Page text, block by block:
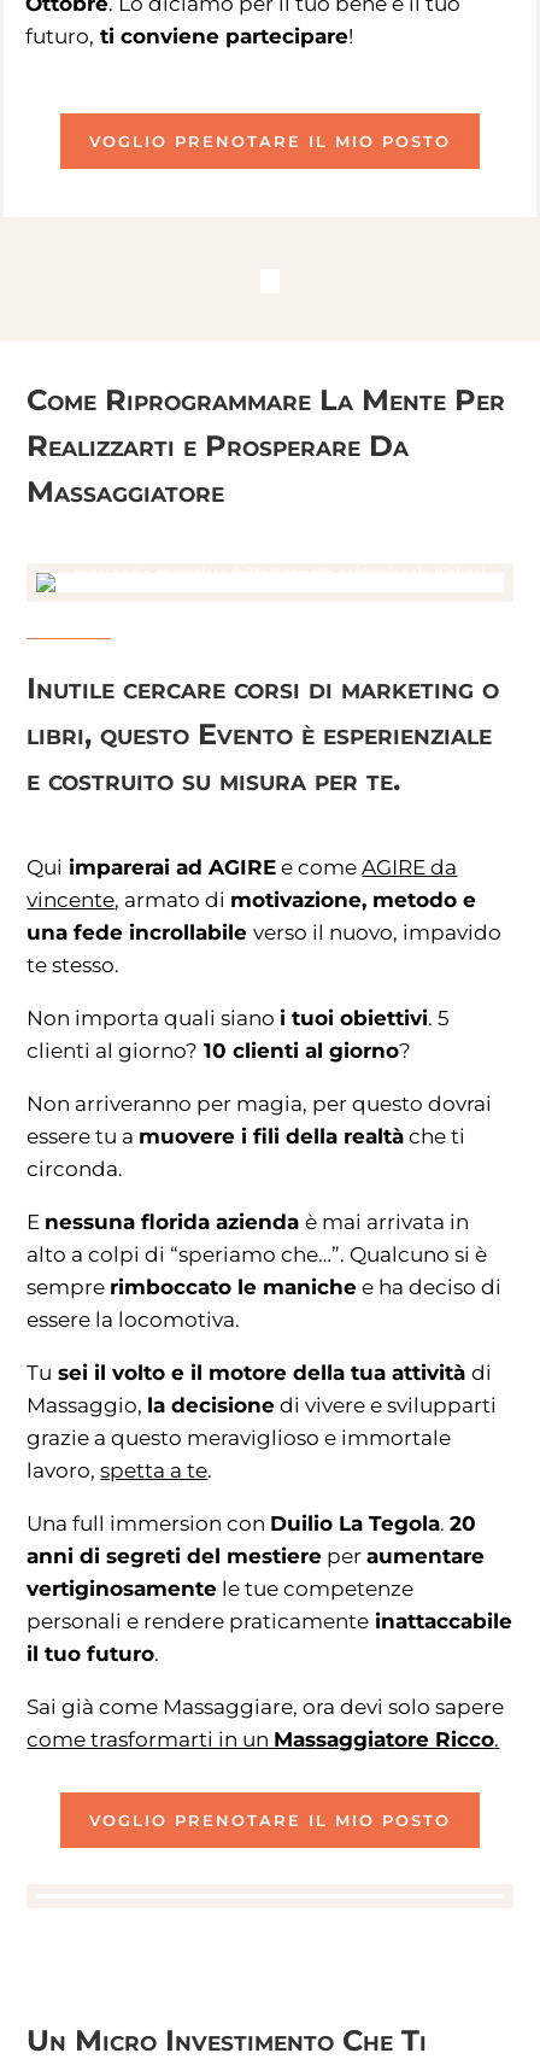
futuro, ti conviene partecipare!
VOGLIO PRENOTARE IL MIO POSTO
Come Riprogrammare La Mente Per
Realizzarti e Prosperare Da
Massaggiatore
Inutile cercare corsi di marketing o
libri, questo Evento è esperienziale
e costruito su misura per te.
Qui imparerai ad AGIRE e comeAGIRE da
vincente, armato di motivazione, metodo e
una fede incrollabileverso il nuovo, impavido
te stesso.
Non importa quali siano i tuoi obiettivi. 5
clienti al giorno? 10 clienti al giorno?
Non arriveranno per magia, per questo dovrai
essere tu a muovere i fili della realtà che ti
circonda.
E nessuna florida aziendaè mai arrivata in
alto a colpi di “speriamo che…”. Qualcuno si è
sempre rimboccato le maniche e ha deciso di
essere la locomotiva.
Tu sei il volto e il motore della tua attivitàdi
Massaggio, la decisione di vivere e svilupparti
grazie a questo meraviglioso e immortale
lavoro,spetta a te.
Una full immersion con Duilio La Tegola.20
anni di segreti del mestiere peraumentare
vertiginosamente le tue competenze
personali e rendere praticamente inattaccabile
il tuo futuro.
Sai già come Massaggiare, ora devi solo sapere
come trasformarti in un Massaggiatore Ricco.
VOGLIO PRENOTARE IL MIO POSTO
Un Micro Investimento Che Ti